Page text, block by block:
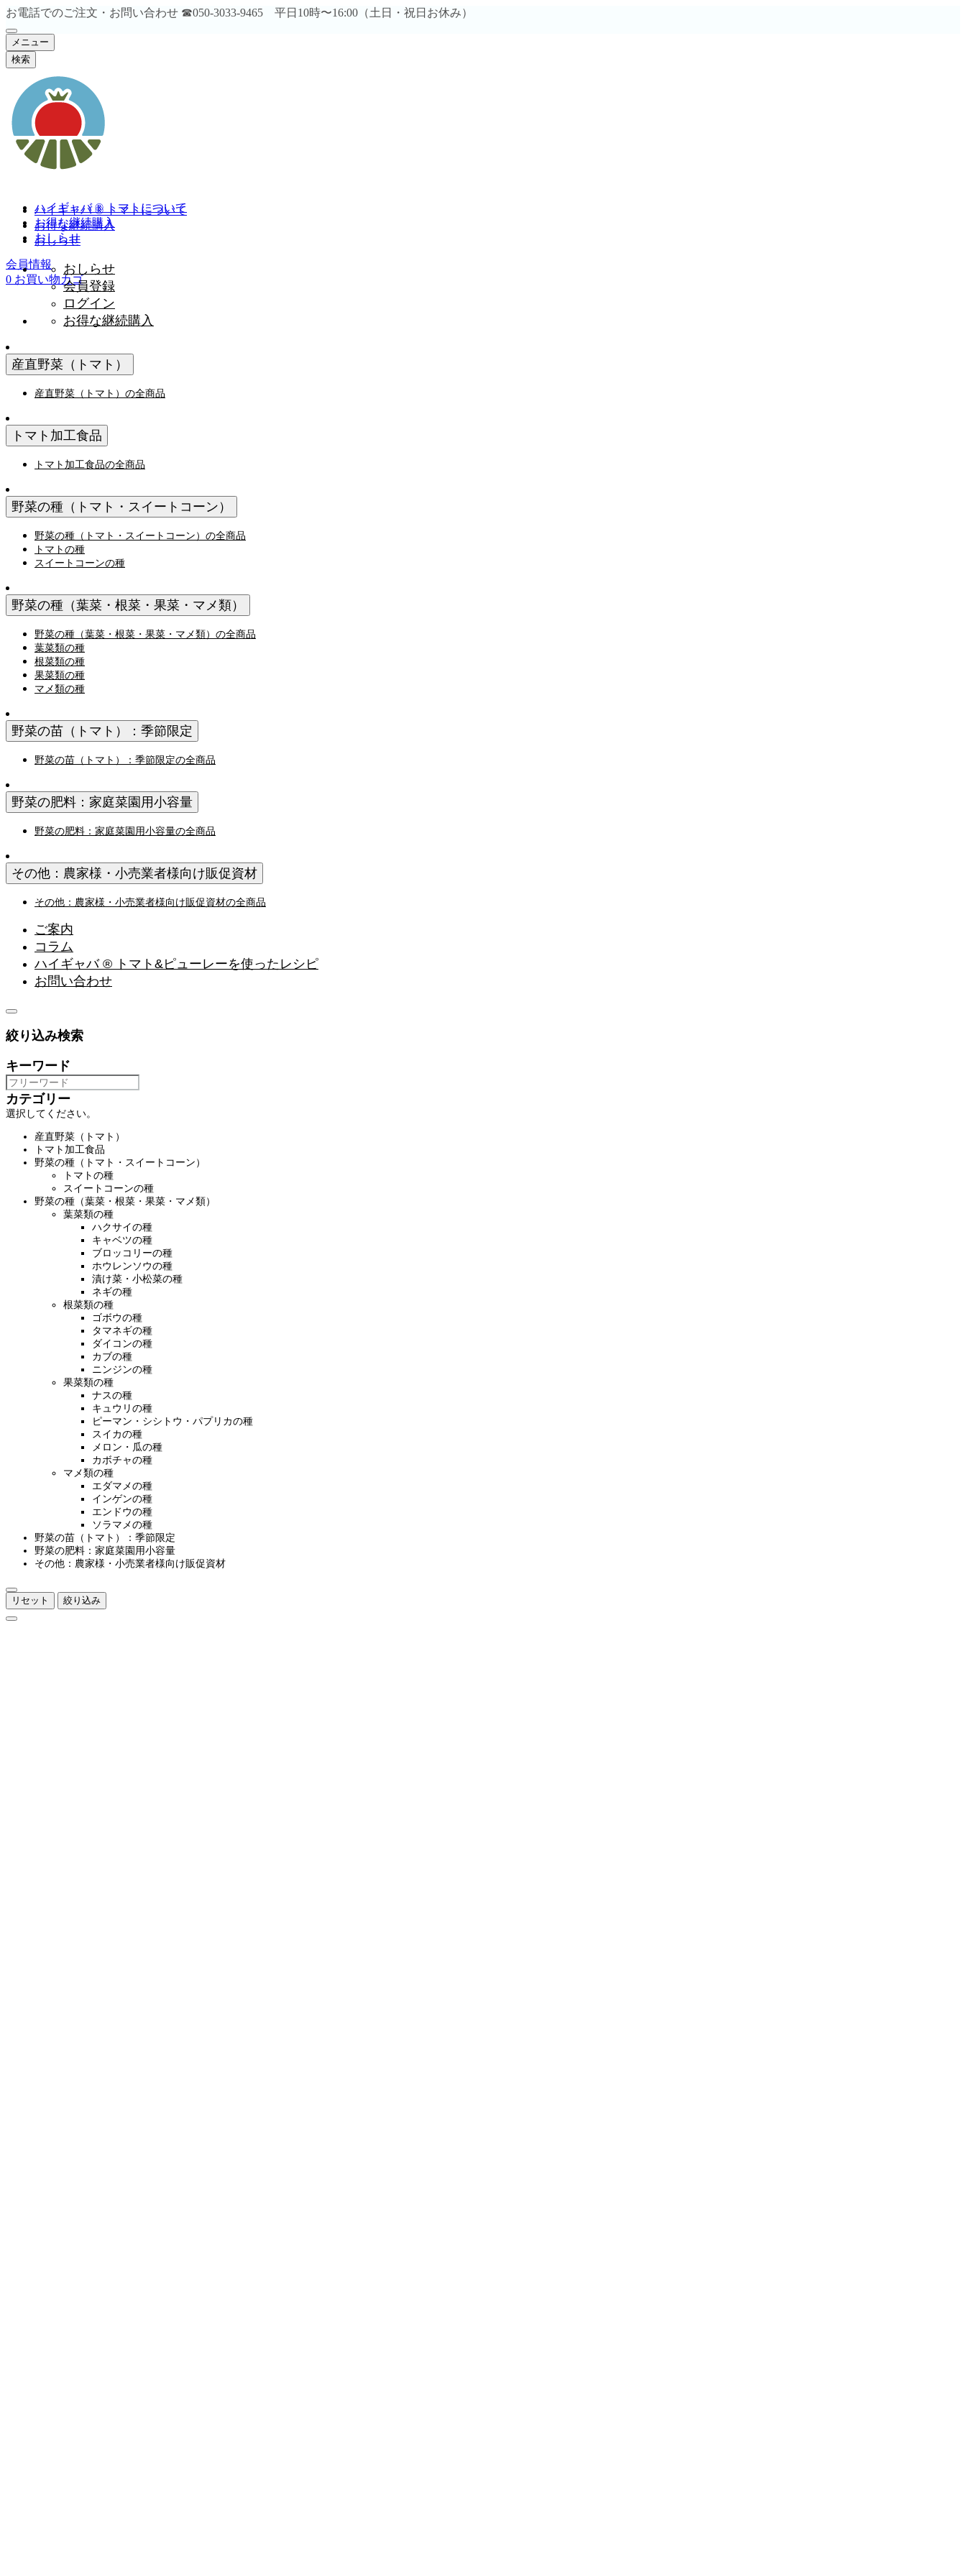
お電話でのご注文・お問い合わせ ☎︎050-3033-9465 平日10時〜16:00（土日・祝日お休み）
メニュー
検索
ハイギャバ ® トマトについて
お得な継続購入
おしらせ
会員情報
0 お買い物カゴ
ハイギャバ ® トマトについて
お得な継続購入
おしらせ
おしらせ
会員登録
ログイン
お得な継続購入
産直野菜（トマト）
産直野菜（トマト）の全商品
トマト加工食品
トマト加工食品の全商品
野菜の種（トマト・スイートコーン）
野菜の種（トマト・スイートコーン）の全商品
トマトの種
スイートコーンの種
野菜の種（葉菜・根菜・果菜・マメ類）
野菜の種（葉菜・根菜・果菜・マメ類）の全商品
葉菜類の種
根菜類の種
果菜類の種
マメ類の種
野菜の苗（トマト）：季節限定
野菜の苗（トマト）：季節限定の全商品
野菜の肥料：家庭菜園用小容量
野菜の肥料：家庭菜園用小容量の全商品
その他：農家様・小売業者様向け販促資材
その他：農家様・小売業者様向け販促資材の全商品
ご案内
コラム
ハイギャバ ® トマト&ピューレーを使ったレシピ
お問い合わせ
絞り込み検索
キーワード
カテゴリー
選択してください。
産直野菜（トマト）
トマト加工食品
野菜の種（トマト・スイートコーン）
トマトの種
スイートコーンの種
野菜の種（葉菜・根菜・果菜・マメ類）
葉菜類の種
ハクサイの種
キャベツの種
ブロッコリーの種
ホウレンソウの種
漬け菜・小松菜の種
ネギの種
根菜類の種
ゴボウの種
タマネギの種
ダイコンの種
カブの種
ニンジンの種
果菜類の種
ナスの種
キュウリの種
ピーマン・シシトウ・パプリカの種
スイカの種
メロン・瓜の種
カボチャの種
マメ類の種
エダマメの種
インゲンの種
エンドウの種
ソラマメの種
野菜の苗（トマト）：季節限定
野菜の肥料：家庭菜園用小容量
その他：農家様・小売業者様向け販促資材
リセット 絞り込み